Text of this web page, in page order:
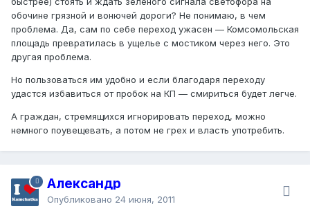
обочине грязной и вонючей дороги? Не понимаю, в чем
проблема. Да, сам по себе переход ужасен — Комсомольская
площадь превратилась в ущелье с мостиком через него. Это
другая проблема.
Но пользоваться им удобно и если благодаря переходу
удастся избавиться от пробок на КП — смириться будет легче.
А граждан, стремящихся игнорировать переход, можно
немного поувещевать, а потом не грех и власть употребить.
Александр
Опубликовано 24 июня, 2011